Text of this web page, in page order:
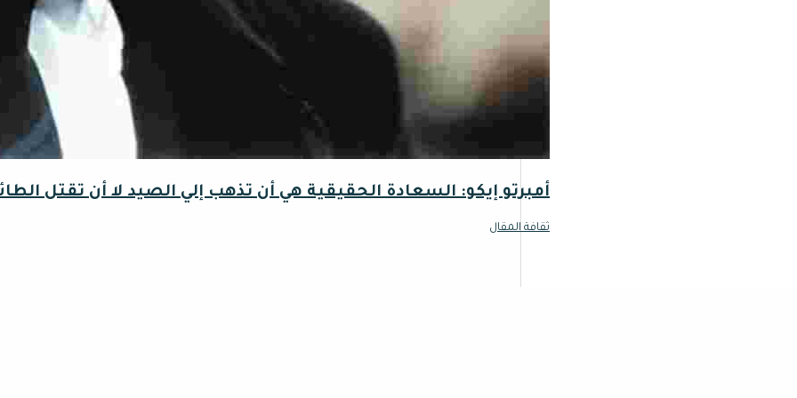
أمبرتو إيكو: السعادة الحقيقية هي أن تذهب إلي الصيد لا أن تقتل
ثقافة المقال